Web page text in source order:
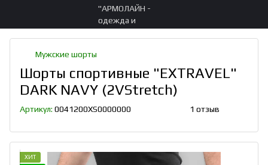
Мужские шорты
Шорты спортивные "EXTRAVEL"
DARK NAVY (2VStretch)
Артикул: 0041200XS0000000 1 отзыв
ХИТ